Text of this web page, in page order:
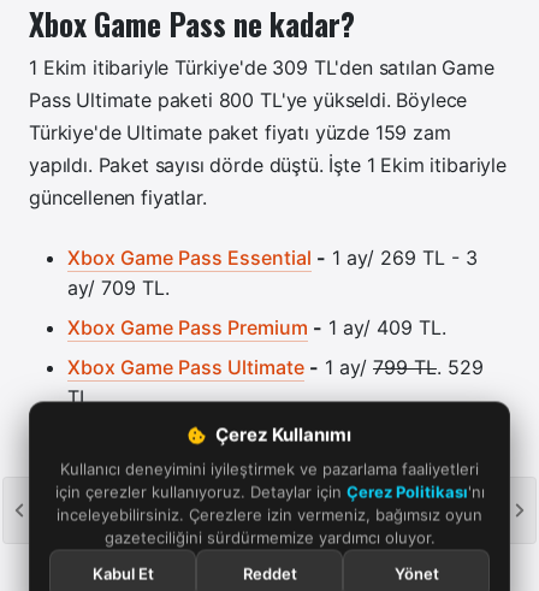
Çerez Kullanımı
Kullanıcı deneyimini iyileştirmek ve pazarlama faaliyetleri
için çerezler kullanıyoruz. Detaylar için Çerez Politikası'nı
inceleyebilirsiniz. Çerezlere izin vermeniz, bağımsız oyun
gazeteciliğini sürdürmemize yardımcı oluyor.
Kabul Et
Reddet Yönet
Xbox Game Pass ne kadar?
1 Ekim itibariyle Türkiye'de 309 TL'den satılan Game
Pass Ultimate paketi 800 TL'ye yükseldi. Böylece
Türkiye'de Ultimate paket fiyatı yüzde 159 zam
yapıldı. Paket sayısı dörde düştü. İşte 1 Ekim itibariyle
güncellenen fiyatlar.
Xbox Game Pass Essential - 1 ay/ 269 TL - 3
ay/ 709 TL.
Xbox Game Pass Premium - 1 ay/ 409 TL.
Xbox Game Pass Ultimate - 1 ay/ 799 TL. 529
TL
PC Game Pass- 1 ay/ 409 TL. 419 TL
Oyun haberleri için temel kriterlerimizi merak ediyorsanız haber
politikası ve standartlarımıza göz atabilirsiniz. Bir bağlantıya tıklayıp